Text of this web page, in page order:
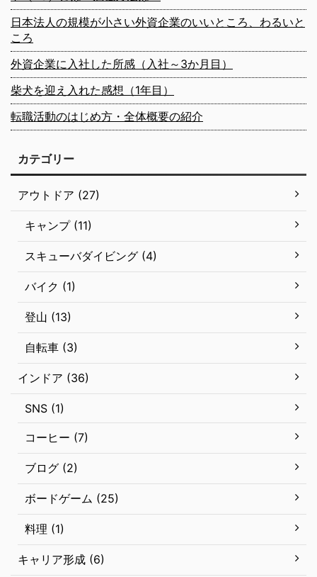
日本法人の規模が小さい外資企業のいいところ、わるいと
ころ
外資企業に入社した所感（入社～3か月目）
柴犬を迎え入れた感想（1年目）
転職活動のはじめ方・全体概要の紹介
カテゴリー
アウトドア (27)
キャンプ (11)
スキューバダイビング (4)
バイク (1)
登山 (13)
自転車 (3)
インドア (36)
SNS (1)
コーヒー (7)
ブログ (2)
ボードゲーム (25)
料理 (1)
キャリア形成 (6)